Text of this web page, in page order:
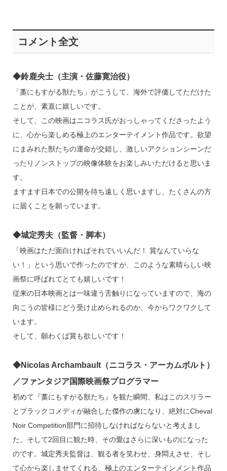
コメント全文
◆鈴鹿央士（主演・佐藤寛治役）
「藁にもすがる獣たち」がこうして、海外で評価してただけた
ことが、素直に嬉しいです。
そして、この映画はニコラス氏がおっしゃってくださったよう
に、心から楽しめる極上のエンターテイメント作品です。欲望
にまみれた獣たちの運命が交錯し、激しいアクションシーンだ
ったりノンストップの映像体験をお楽しみいただけると思いま
す。
ますます日本での公開を待ち遠しく思いますし、たくさんの方
に届くことを願っています。
◆城定秀夫（監督・脚本）
「映画はただ面白ければそれでいいんだ！ 賞なんていらな
い！」という思いで作ったのですが、このような素晴らしい映
画祭に呼ばれてとても嬉しいです！
従来の日本映画とは一味違う舌触りになっていますので、海の
向こうの皆様にどう受け止められるのか、今からワクワクして
います。
そして、願わくば賞も欲しいです！
◆Nicolas Archambault（ニコラス・アーカムボルト）
／ファンタジア国際映画祭プログラマー
初めて『藁にもすがる獣たち』を観た瞬間、私はこのスリラー
とブラックコメディが融合した傑作の虜になり、絶対にCheval
Noir Competition部門に招待しなければならないと考えまし
た。そして2回目に観た時、その愛はさらに深いものになった
のです。城定秀夫監督は、観る者を笑わせ、身悶えさせ、そし
て心から楽しませてくれる、極上のエンターテインメント作品